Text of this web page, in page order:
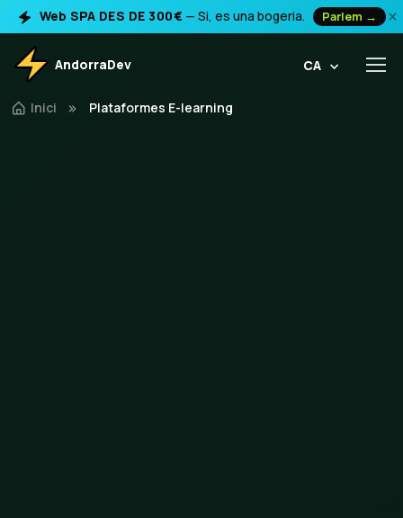
Web SPA DES DE 300€ — Si, es una bogeria. Parlem → ×
AndorraDev CA
Inici Plataformes E-learning